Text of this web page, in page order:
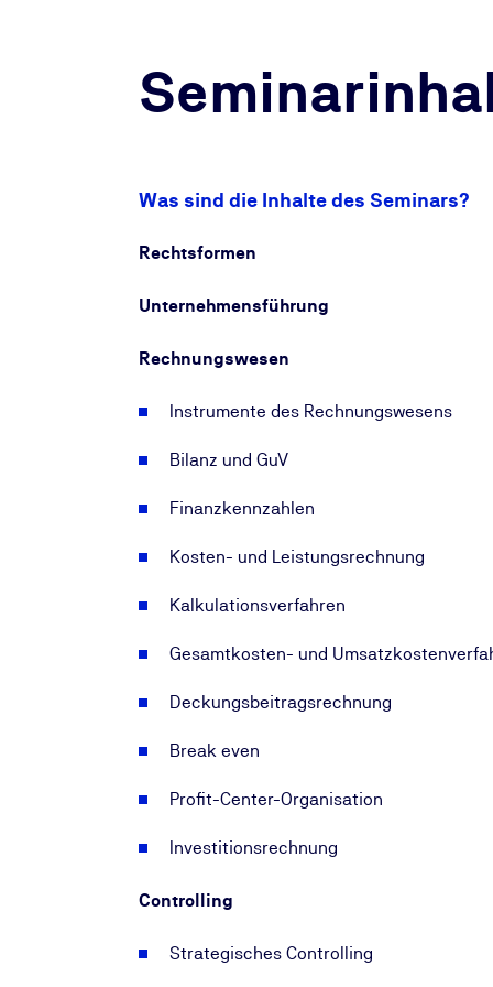
Was sind die Inhalte des Seminars?
Rechtsformen
Unternehmensführung
Rechnungswesen
Instrumente des Rechnungswesens
Bilanz und GuV
Finanzkennzahlen
Kosten- und Leistungsrechnung
Kalkulationsverfahren
Gesamtkosten- und
Deckungsbeitragsrechnung
Break even
Profit-Center-Organisation
Investitionsrechnung
Controlling
Strategisches Controlling